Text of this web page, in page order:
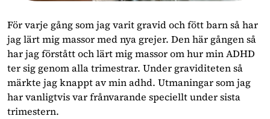
För varje gång som jag varit gravid och fött barn så har
jag lärt mig massor med nya grejer. Den här gången så
har jag förstått och lärt mig massor om hur min ADHD
ter sig genom alla trimestrar. Under graviditeten så
märkte jag knappt av min adhd. Utmaningar som jag
har vanligtvis var frånvarande speciellt under sista
trimestern.